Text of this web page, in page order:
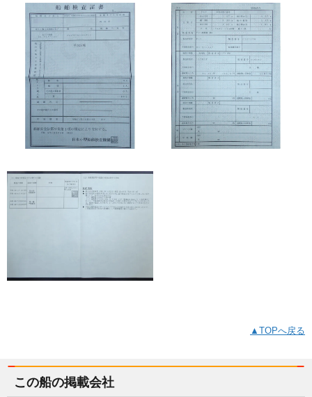
▲TOPへ戻る
この船の掲載会社